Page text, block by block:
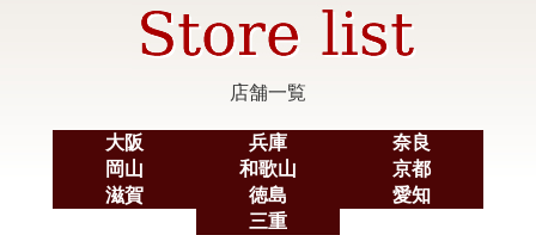
店舗一覧
大阪 兵庫
奈良
岡山
和歌山
京都
滋賀
徳島
愛知
三重